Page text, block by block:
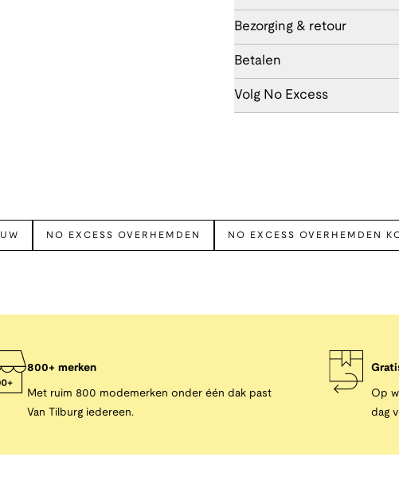
Bezorging & retour
Betalen
Volg No Excess
NO EXCESS OVERHEMDEN NO EXCESS OVERHEMDEN
800+ merken
Met ruim 800 modemerken onder één dak past
Van Tilburg iedereen.
Op
dag